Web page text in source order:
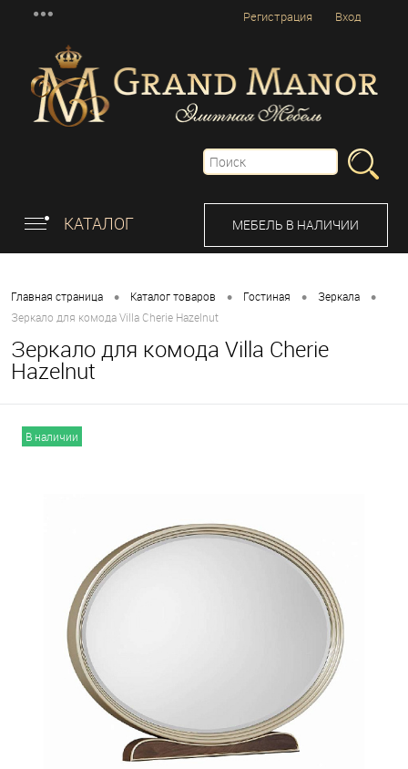
Вход
Регистрация
КАТАЛОГ МЕБЕЛЬ В НАЛИЧИИ
Главная страница • Каталог товаров • Гостиная • Зеркала •
Зеркало для комода Villa Cherie Hazelnut
Зеркало для комода Villa Cherie
Hazelnut
В наличии